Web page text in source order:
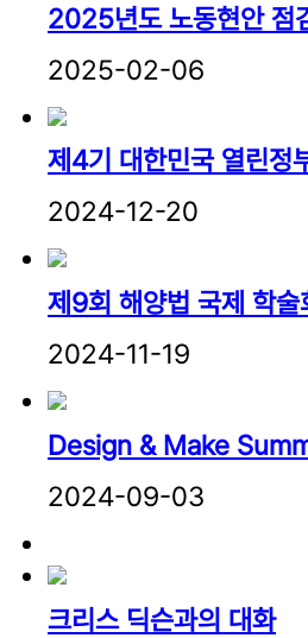
2025년도 노동현안 점
2025-02-06
제4기 대한민국 열린정
2024-12-20
제9회 해양법 국제 학술
2024-11-19
Design & Make
2024-09-03
크리스 딕슨과의 대화